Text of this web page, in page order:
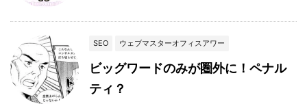
SEO ウェブマスターオフィスアワー
ビッグワードのみが圏外に！ペナル
ティ？